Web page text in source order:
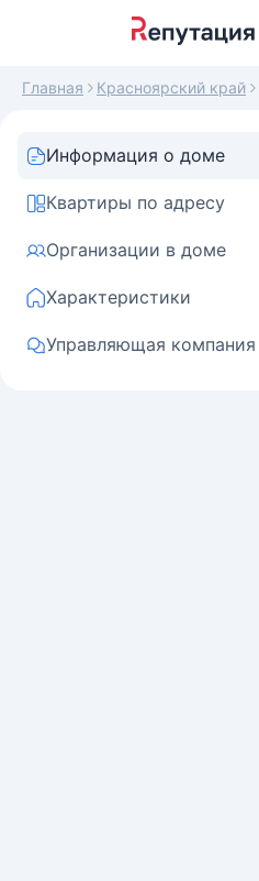
Главная Красноярский край
Информация о доме
Квартиры по адресу
Организации в доме
Характеристики
Управляющая компания